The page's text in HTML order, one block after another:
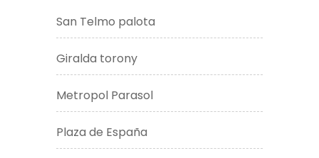
San Telmo palota
Giralda torony
Metropol Parasol
Plaza de España